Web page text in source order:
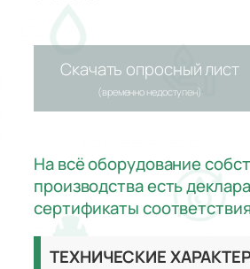
Скачать опросный лист
(временно недоступен)
На всё оборудование
производства есть
сертификаты
ТЕХНИЧЕСКИЕ